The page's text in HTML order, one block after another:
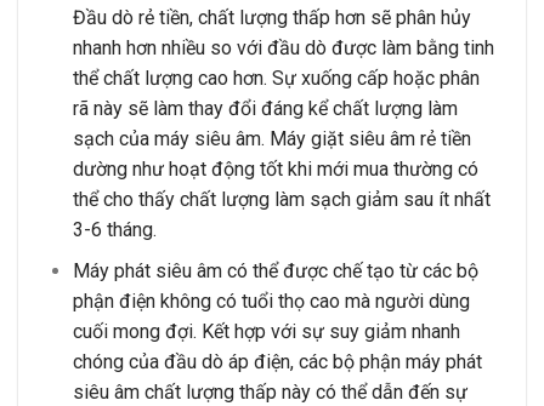
Đầu dò rẻ tiền, chất lượng thấp hơn sẽ phân hủy
nhanh hơn nhiều so với đầu dò được làm bằng tinh
thể chất lượng cao hơn. Sự xuống cấp hoặc phân
rã này sẽ làm thay đổi đáng kể chất lượng làm
sạch của máy siêu âm. Máy giặt siêu âm rẻ tiền
dường như hoạt động tốt khi mới mua thường có
thể cho thấy chất lượng làm sạch giảm sau ít nhất
3-6 tháng.
Máy phát siêu âm có thể được chế tạo từ các bộ
phận điện không có tuổi thọ cao mà người dùng
cuối mong đợi. Kết hợp với sự suy giảm nhanh
chóng của đầu dò áp điện, các bộ phận máy phát
siêu âm chất lượng thấp này có thể dẫn đến sự